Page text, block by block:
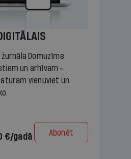
Domuzīme
un arhīvam -
vienuviet un
€/gadā Abonēt